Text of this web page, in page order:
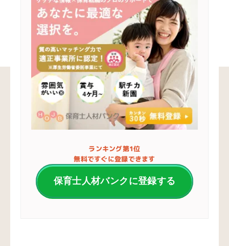
ランキング第1位
無料ですぐに登録できます
保育士人材バンクに登録する